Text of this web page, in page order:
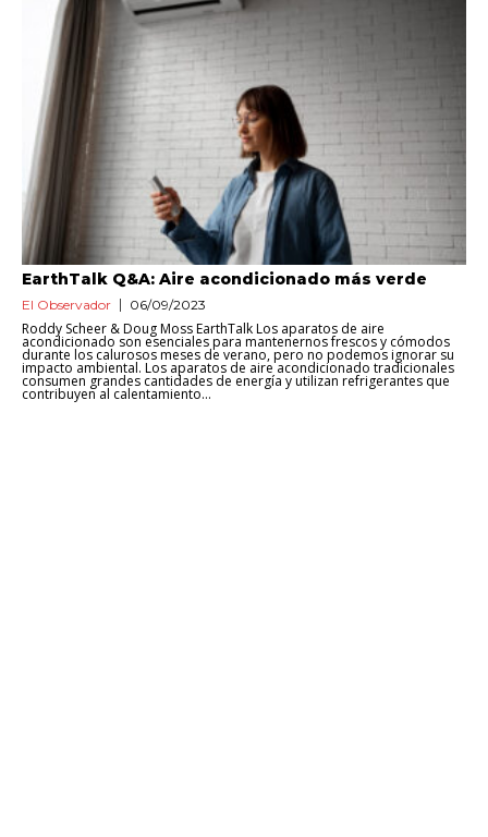
EarthTalk Q&A: Aire acondicionado más verde
El Observador 06/09/2023
Roddy Scheer & Doug Moss EarthTalk Los aparatos de aire
acondicionado son esenciales para mantenernos frescos y cómodos
durante los calurosos meses de verano, pero no podemos ignorar su
impacto ambiental. Los aparatos de aire acondicionado tradicionales
consumen grandes cantidades de energía y utilizan refrigerantes que
contribuyen al calentamiento...